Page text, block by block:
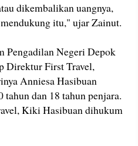
dikembalikan uangnya,
itu," ujar Zainut.
Pengadilan Negeri Depok
Direktur First Travel,
Anniesa Hasibuan
dan 18 tahun penjara.
Kiki Hasibuan dihukum